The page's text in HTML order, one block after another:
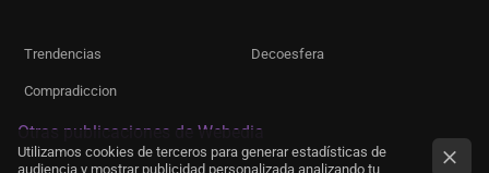
Trendencias Decoesfera
Compradiccion
Otras publicaciones de Webedia
Utilizamos cookies de terceros para generar estadísticas de
audiencia y mostrar publicidad personalizada analizando tu